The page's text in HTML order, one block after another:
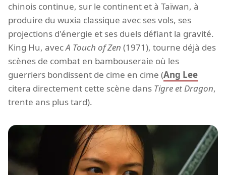
chinois continue, sur le continent et à Taïwan, à
produire du wuxia classique avec ses vols, ses
projections d'énergie et ses duels défiant la gravité.
King Hu, avecA Touch of Zen (1971), tourne déjà des
scènes de combat en bambouseraie où les
guerriers bondissent de cime en cime (Ang Lee
citera directement cette scène dans Tigre et Dragon,
trente ans plus tard).